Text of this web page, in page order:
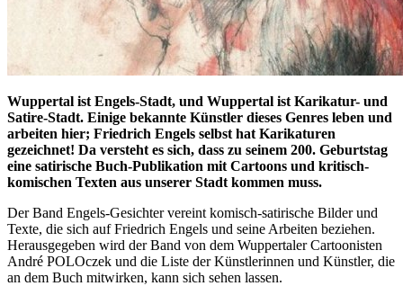
Wuppertal ist Engels-Stadt, und Wuppertal ist Karikatur- und
Satire-Stadt. Einige bekannte Künstler dieses Genres leben und
arbeiten hier; Friedrich Engels selbst hat Karikaturen
gezeichnet! Da versteht es sich, dass zu seinem 200. Geburtstag
eine satirische Buch-Publikation mit Cartoons und kritisch-
komischen Texten aus unserer Stadt kommen muss.
Der Band Engels-Gesichter vereint komisch-satirische Bilder und
Texte, die sich auf Friedrich Engels und seine Arbeiten beziehen.
Herausgegeben wird der Band von dem Wuppertaler Cartoonisten
André POLOczek und die Liste der Künstlerinnen und Künstler, die
an dem Buch mitwirken, kann sich sehen lassen.